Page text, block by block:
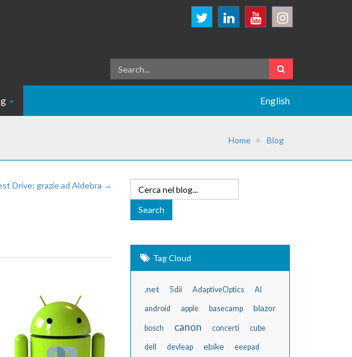
English
Home Blog
Drive: grazie ad Aldebra →
Tag Cloud
.net 5dii AdaptiveOptics AI
android apple basecamp blazor
bosch canon concerti cube
dell devleap ebike eeepad